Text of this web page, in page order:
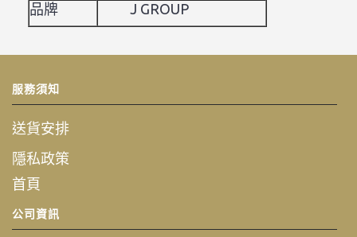
品牌
J GROUP
服務須知
送貨安排
隱私政策
首頁
公司資訊